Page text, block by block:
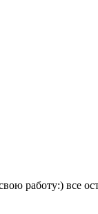
работу:) все